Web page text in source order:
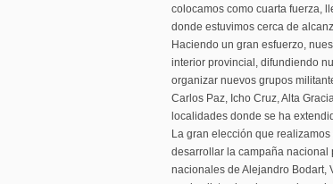
colocamos como cuarta fuerza,
donde estuvimos cerca de
Haciendo un gran esfuerzo,
interior provincial, difundiendo
organizar nuevos grupos
Carlos Paz, Icho Cruz, Alta
localidades donde se ha
La gran elección que
desarrollar la campaña nacional
nacionales de Alejandro Bodart,